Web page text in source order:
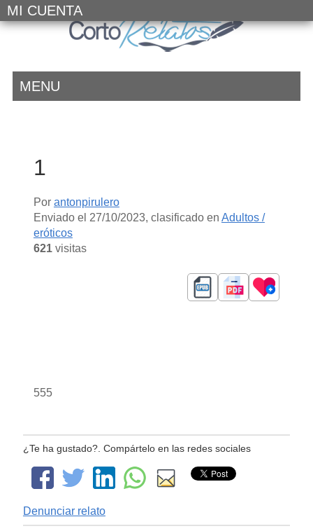
MI CUENTA
MENU
1
Por antonpirulero
Enviado el 27/10/2023, clasificado en Adultos /
eróticos
621visitas
555
¿Te ha gustado?. Compártelo en las redes sociales
Denunciar relato